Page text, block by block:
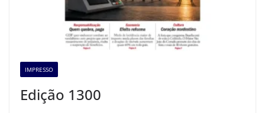
IMPRESSO
Edição 1300